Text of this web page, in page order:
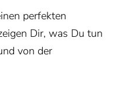
perfekten
Dir, was Du tun
von der